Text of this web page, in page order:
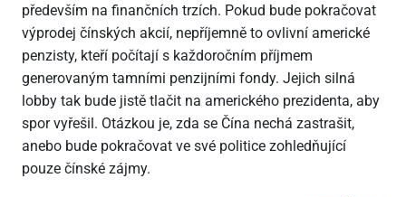
především na finančních trzích. Pokud bude pokračovat
výprodej čínských akcií, nepříjemně to ovlivní americké
penzisty, kteří počítají s každoročním příjmem
generovaným tamními penzijními fondy. Jejich silná
lobby tak bude jistě tlačit na amerického prezidenta, aby
spor vyřešil. Otázkou je, zda se Čína nechá zastrašit,
anebo bude pokračovat ve své politice zohledňující
pouze čínské zájmy.